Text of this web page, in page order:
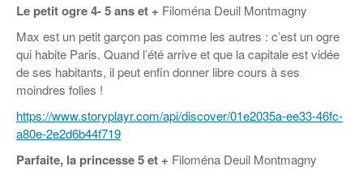
Le petit ogre4- 5 ans et + Filoména Deuil Montmagny
Max est un petit garçon pas comme les autres : c’est un ogre
qui habite Paris. Quand l’été arrive et que la capitale est vidée
de ses habitants, il peut enfin donner libre cours à ses
moindres folies !
https://www.storyplayr.com/api/discover/01e2035a-ee33-46fc-
a80e-2e2d6b44f719
Parfaite, la princesse 5 et + Filoména Deuil Montmagny